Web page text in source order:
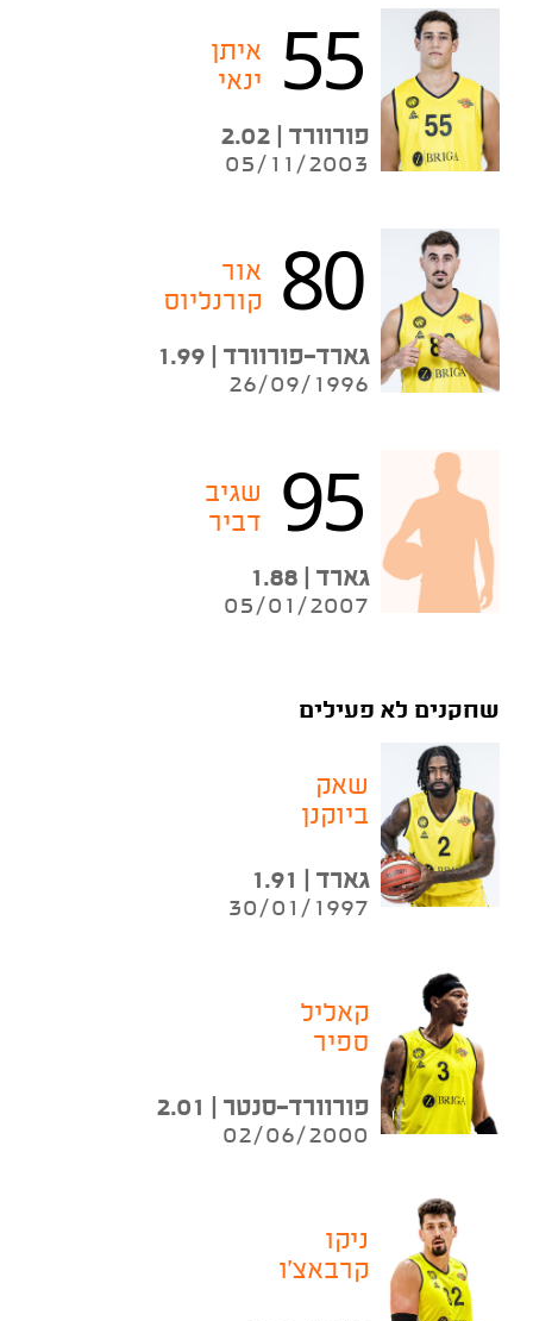
55
איתן
ינאי
פורוורד | 2.02
05/11/2003
80
אור
קורנליוס
גארד-פורוורד | 1.99
26/09/1996
95
שגיב
דביר
גארד | 1.88
05/01/2007
שחקנים לא פעילים
שאק
ביוקנן
גארד | 1.91
30/01/1997
קאליל
ספיר
פורוורד-סנטר | 2.01
02/06/2000
ניקו
קרבאצ'ו